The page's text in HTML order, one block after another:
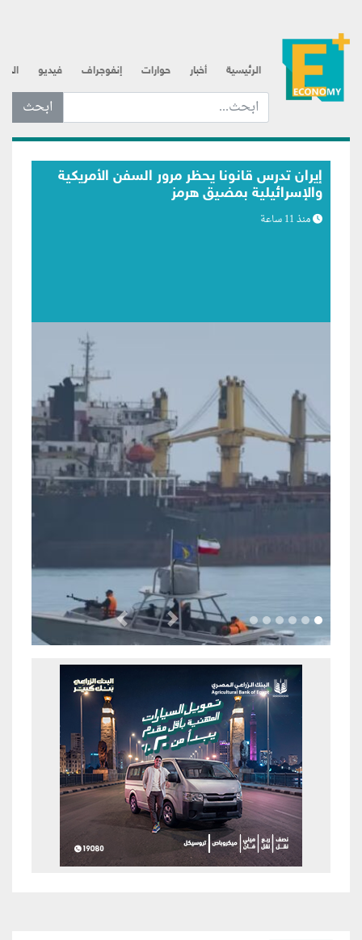
الرئيسية أخبار حوارات إنفوجراف فيديو
ابحث عن... :
بلومبرج: اتصالات متكررة لترامب مع رئيس
الفيدرالي تعكس مساعي لبسط النفوذ
منذ 12 ساعة
Previous Next